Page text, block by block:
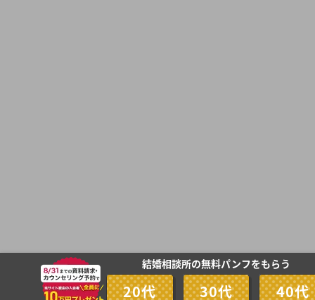
結婚相談所の無料パンフをもらう
20代 30代 40代